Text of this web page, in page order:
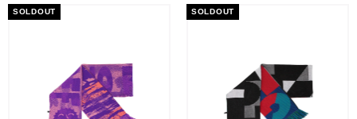
SOLDOUT SOLDOUT